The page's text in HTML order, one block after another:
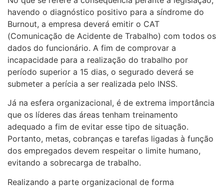
havendo o diagnóstico positivo para a síndrome do
Burnout, a empresa deverá emitir o CAT
(Comunicação de Acidente de Trabalho) com todos os
dados do funcionário. A fim de comprovar a
incapacidade para a realização do trabalho por
período superior a 15 dias, o segurado deverá se
submeter a perícia a ser realizada pelo INSS.
Já na esfera organizacional, é de extrema importância
que os líderes das áreas tenham treinamento
adequado a fim de evitar esse tipo de situação.
Portanto, metas, cobranças e tarefas ligadas à função
dos empregados devem respeitar o limite humano,
evitando a sobrecarga de trabalho.
Realizando a parte organizacional de forma